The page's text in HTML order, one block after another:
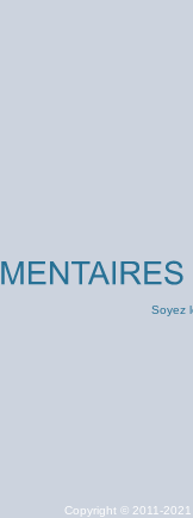
Soyez
Copyright © 2011-